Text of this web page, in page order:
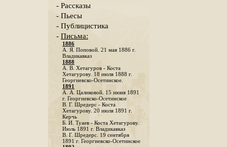
- Рассказы
- Пьесы
- Публицистика
- Письма:
1886
А. Я. Поповой. 21 мая 1886 г.
Владикавказ
1888
A. В. Хетагуров - Коста
Хетагурову. 18 июля 1888 г.
Георгиевско-Осетинское.
1891
А. А. Цаликовой. 15 июня 1891
г. Георгиевско-Осетинское
B. Г. Шредерс - Коста
Хетагурову. 20 июля 1891 г.
Керчь
Б. И. Туаев - Коста Хетагурову.
Июль 1891 г. Владикавказ
В. Г. Шредерс. 19 сентября
1891 г. Георгиевско-Осетинское